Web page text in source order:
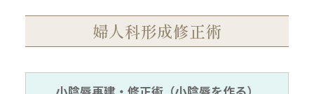
婦人科形成修正術